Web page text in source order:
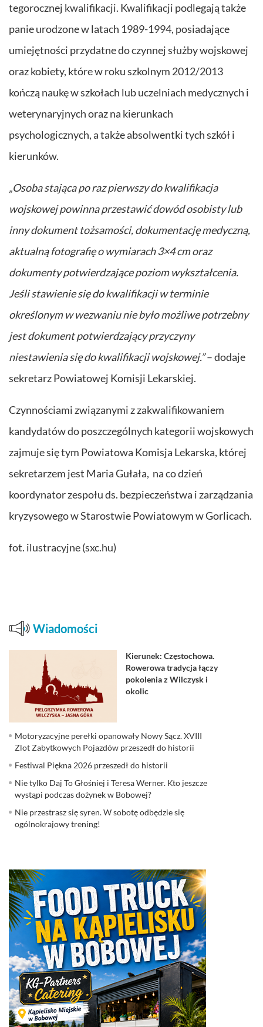
tegorocznej kwalifikacji. Kwalifikacji podlegają także
panie urodzone w latach 1989-1994, posiadające
umiejętności przydatne do czynnej służby wojskowej
oraz kobiety, które w roku szkolnym 2012/2013
kończą naukę w szkołach lub uczelniach medycznych i
weterynaryjnych oraz na kierunkach
psychologicznych, a także absolwentki tych szkół i
kierunków.
„Osoba stająca po raz pierwszy do kwalifikacja
wojskowej powinna przestawić dowód osobisty lub
inny dokument tożsamości, dokumentację medyczną,
aktualną fotografię o wymiarach 3×4 cm oraz
dokumenty potwierdzające poziom wykształcenia.
Jeśli stawienie się do kwalifikacji w terminie
określonym w wezwaniu nie było możliwe potrzebny
jest dokument potwierdzający przyczyny
niestawienia się do kwalifikacji wojskowej.”– dodaje
sekretarz Powiatowej Komisji Lekarskiej.
Czynnościami związanymi z zakwalifikowaniem
kandydatów do poszczególnych kategorii wojskowych
zajmuje się tym Powiatowa Komisja Lekarska, której
sekretarzem jest Maria Gułała, na co dzień
koordynator zespołu ds. bezpieczeństwa i zarządzania
kryzysowego w Starostwie Powiatowym w Gorlicach.
fot. ilustracyjne (sxc.hu)
Wiadomości
Kierunek: Częstochowa.
Rowerowa tradycja łączy
pokolenia z Wilczysk i
okolic
Motoryzacyjne perełki opanowały Nowy Sącz. XVIII
Zlot Zabytkowych Pojazdów przeszedł do historii
Festiwal Piękna 2026 przeszedł do historii
Nie tylko Daj To Głośniej i Teresa Werner. Kto jeszcze
wystąpi podczas dożynek w Bobowej?
Nie przestrasz się syren. W sobotę odbędzie się
ogólnokrajowy trening!